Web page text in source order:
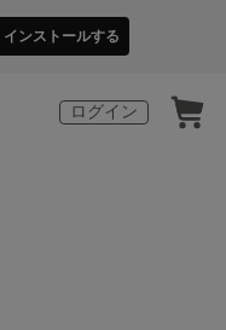
インストールする
ログイン